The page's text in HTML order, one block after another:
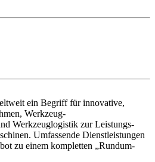
ein Begriff für innovative,
Werkzeug-
Werkzeuglogistik zur Leistungs-
Umfassende Dienstleistungen
zu einem kompletten „Rundum-